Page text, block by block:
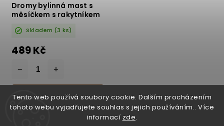
Tento web používá soubory cookie. Dalším procházením
tohoto webu vyjadřujete souhlas s jejich používáním.. Více
informací zde.
Dromy bylinná mast s
měsíčkem s rakytníkem
Skladem (3 ks)
489 Kč
DO KOŠÍKU